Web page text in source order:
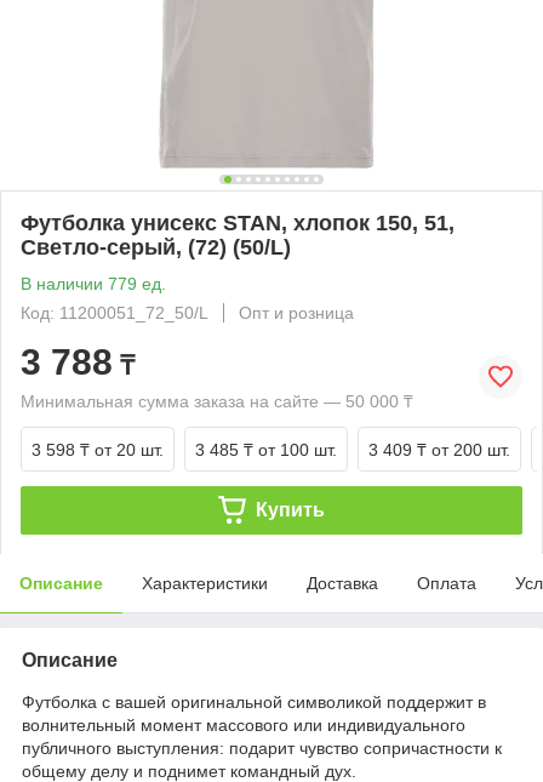
Футболка унисекс STAN, хлопок 150, 51,
Светло-серый, (72) (50/L)
В наличии 779 ед.
Код: 11200051_72_50/L
Опт и розница
3 788 ₸
Минимальная сумма заказа на сайте — 50 000 ₸
3 598 ₸ от 20 шт. 3 485 ₸ от 100 шт. 3 409 ₸ от 200 шт.
Купить
Описание Характеристики Доставка Оплата
Описание
Футболка с вашей оригинальной символикой поддержит в
волнительный момент массового или индивидуального
публичного выступления: подарит чувство сопричастности к
общему делу и поднимет командный дух.